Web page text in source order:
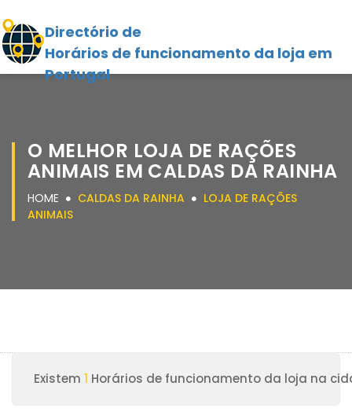
Directório de
Horários de funcionamento da loja em
Portugal
O MELHOR LOJA DE RAÇÕES
ANIMAIS EM CALDAS DA RAINHA
HOME CALDAS DA RAINHA
LOJA DE RAÇÕES
ANIMAIS
Existem 1 Horários de funcionamento da loja na